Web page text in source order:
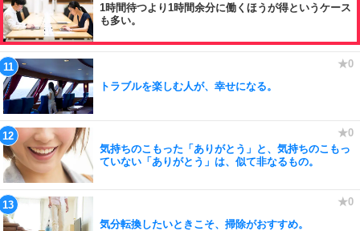
1時間待つより1時間余分に働くほうが得というケース
も多い。
トラブルを楽しむ人が、幸せになる。
気持ちのこもった「ありがとう」と、気持ちのこもっ
ていない「ありがとう」は、似て非なるもの。
気分転換したいときこそ、掃除がおすすめ。